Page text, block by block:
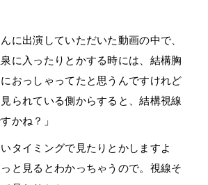
に出演していただいた動画の中で、
に入ったりとかする時には、結構胸
おっしゃってたと思うんですけれど
られている側からすると、結構視線
かね？」
いタイミングで見たりとかしますよ
と見るとわかっちゃうので。視線そ